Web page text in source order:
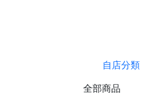
自店分類
全部商品